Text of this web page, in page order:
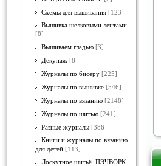
Схемы для вышивания [123]
Вышивка шелковыми лентами
[8]
Вышиваем гладью [3]
Декупаж [8]
Журналы по бисеру [225]
Журналы по вышивке [546]
Журналы по вязанию [2148]
Журналы по шитью [241]
Разные журналы [386]
Книги и журналы по вязанию
для детей [113]
Лоскутное шитьё. ПЭЧВОРК.